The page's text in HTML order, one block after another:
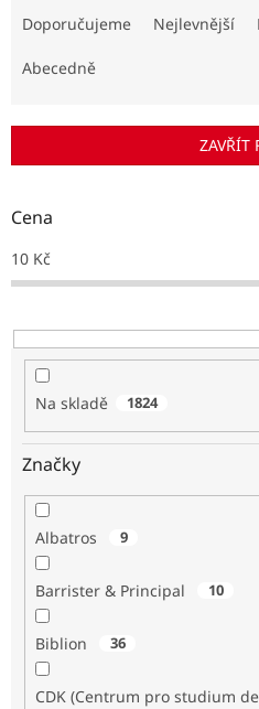
r
d
k
t
Doporučujeme Nejlevnější
Abecedně
ZAVŘÍT
Cena
10 Kč
Na skladě 1824
Značky
Albatros 9
Barrister & Principal 10
Biblion 36
CDK (Centrum pro studium